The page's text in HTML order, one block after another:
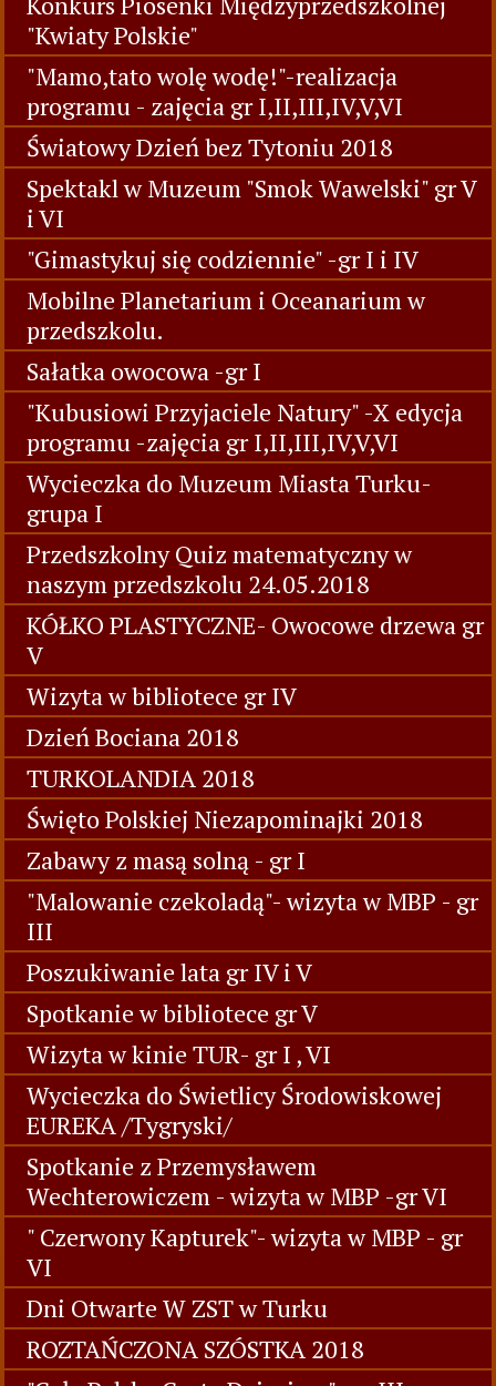
"Kwiaty Polskie"
"Mamo,tato wolę wodę!"-realizacja
programu - zajęcia gr I,II,III,IV,V,VI
Światowy Dzień bez Tytoniu 2018
Spektakl w Muzeum "Smok Wawelski" gr V
i VI
"Gimastykuj się codziennie" -gr I i IV
Mobilne Planetarium i Oceanarium w
przedszkolu.
Sałatka owocowa -gr I
"Kubusiowi Przyjaciele Natury" -X edycja
programu -zajęcia gr I,II,III,IV,V,VI
Wycieczka do Muzeum Miasta Turku-
grupa I
Przedszkolny Quiz matematyczny w
naszym przedszkolu 24.05.2018
KÓŁKO PLASTYCZNE- Owocowe drzewa gr
V
Wizyta w bibliotece gr IV
Dzień Bociana 2018
TURKOLANDIA 2018
Święto Polskiej Niezapominajki 2018
Zabawy z masą solną - gr I
"Malowanie czekoladą"- wizyta w MBP - gr
III
Poszukiwanie lata gr IV i V
Spotkanie w bibliotece gr V
Wizyta w kinie TUR- gr I , VI
Wycieczka do Świetlicy Środowiskowej
EUREKA /Tygryski/
Spotkanie z Przemysławem
Wechterowiczem - wizyta w MBP -gr VI
" Czerwony Kapturek"- wizyta w MBP - gr
VI
Dni Otwarte W ZST w Turku
ROZTAŃCZONA SZÓSTKA 2018